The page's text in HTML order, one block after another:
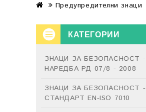
Предупредителни знаци
КАТЕГОРИИ
ЗНАЦИ ЗА БЕЗОПАСНОСТ -
НАРЕДБА РД 07/8 - 2008
ЗНАЦИ ЗА БЕЗОПАСНОСТ -
СТАНДАРТ EN-ISO 7010